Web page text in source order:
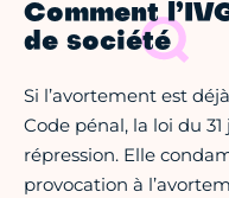
Comment
de société
Si l’avortement est
Code pénal, la loi du
répression. Elle
provocation à